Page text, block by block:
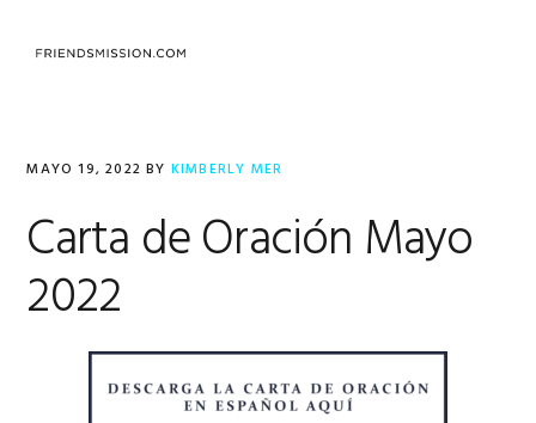
MAYO 19, 2022 BY KIMBERLY MER
Carta de Oración Mayo
2022